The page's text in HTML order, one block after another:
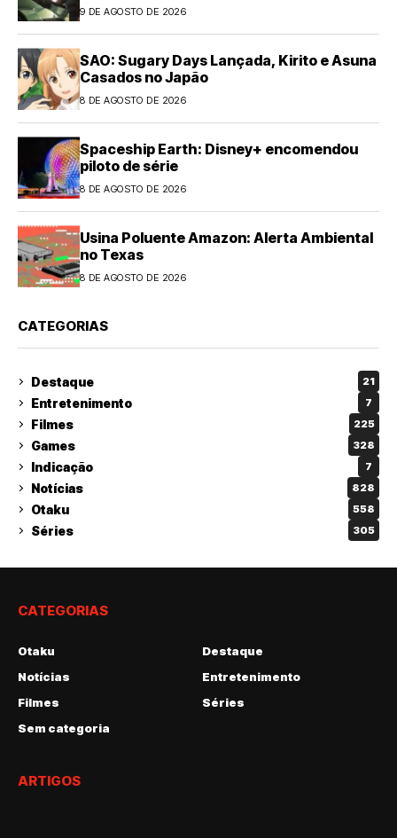
9 DE AGOSTO DE 2026
SAO: Sugary Days Lançada, Kirito e Asuna
Casados no Japão
8 DE AGOSTO DE 2026
Spaceship Earth: Disney+ encomendou
piloto de série
8 DE AGOSTO DE 2026
Usina Poluente Amazon: Alerta Ambiental
no Texas
8 DE AGOSTO DE 2026
CATEGORIAS
Destaque 21
Entretenimento 7
Filmes 225
Games 328
Indicação 7
Notícias 828
Otaku 558
Séries 305
CATEGORIAS
Otaku
Destaque
Notícias
Entretenimento
Filmes
Séries
Sem categoria
ARTIGOS